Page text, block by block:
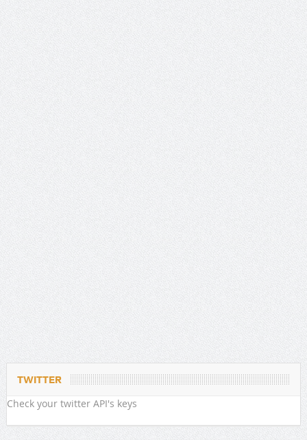
TWITTER
Check your twitter API's keys